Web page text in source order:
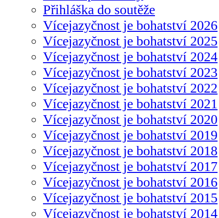
Přihláška do soutěže
Vícejazyčnost je bohatství 2026
Vícejazyčnost je bohatství 2025
Vícejazyčnost je bohatství 2024
Vícejazyčnost je bohatství 2023
Vícejazyčnost je bohatství 2022
Vícejazyčnost je bohatství 2021
Vícejazyčnost je bohatství 2020
Vícejazyčnost je bohatství 2019
Vícejazyčnost je bohatství 2018
Vícejazyčnost je bohatství 2017
Vícejazyčnost je bohatství 2016
Vícejazyčnost je bohatství 2015
Vícejazyčnost je bohatství 2014